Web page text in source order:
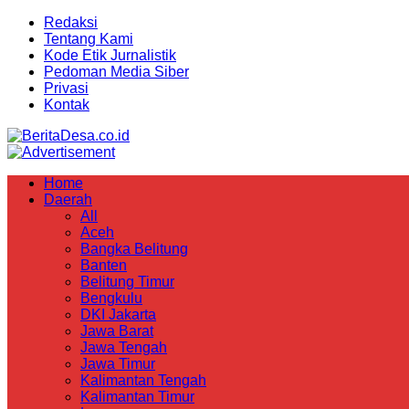
Redaksi
Tentang Kami
Kode Etik Jurnalistik
Pedoman Media Siber
Privasi
Kontak
Home
Daerah
All
Aceh
Bangka Belitung
Banten
Belitung Timur
Bengkulu
DKI Jakarta
Jawa Barat
Jawa Tengah
Jawa Timur
Kalimantan Tengah
Kalimantan Timur